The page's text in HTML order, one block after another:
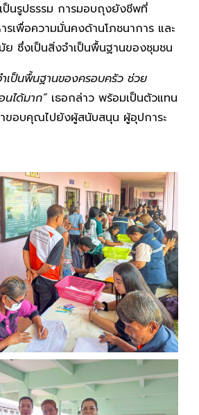
ป็นรูปธรรม การมอบถุงยังชีพที่
รเพื่อความมั่นคงด้านโภชนาการ และ
ซึ่งเป็นสิ่งจำเป็นพื้นฐานของชุมชน
ำเป็นพื้นฐานของครอบครัว ช่วย
นได้มาก”เธอกล่าว พร้อมเป็นตัวแทน
ขอบคุณไปยังผู้สนับสนุน ผู้อุปการะ